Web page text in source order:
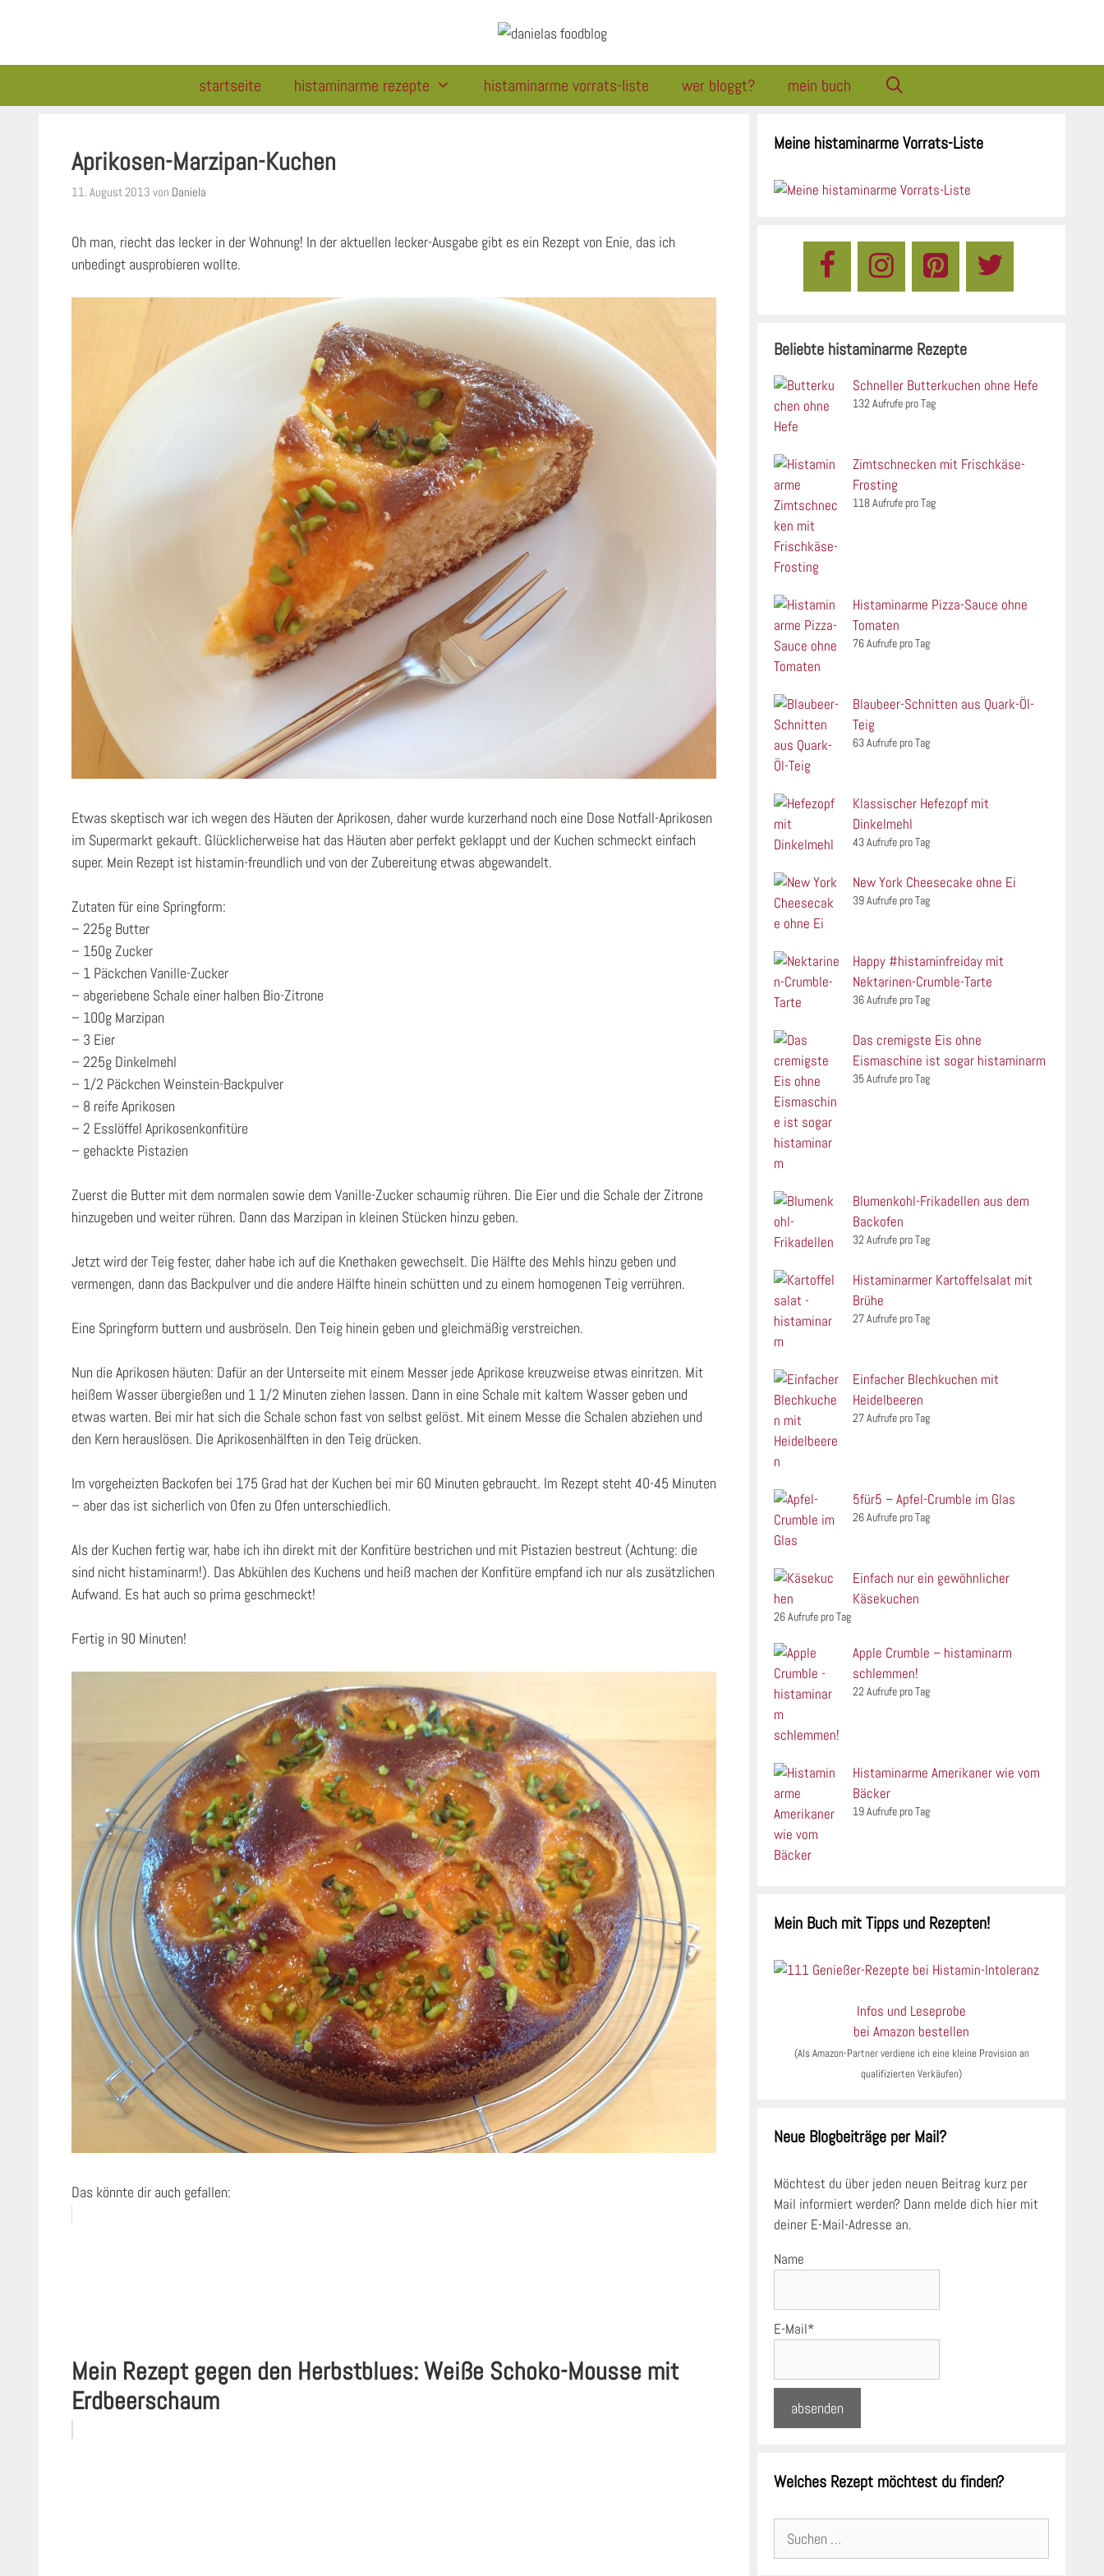
startseite histaminarme rezepte histaminarme vorrats-liste wer bloggt? mein buch
Aprikosen-Marzipan-Kuchen
11. August 2013 von Daniela
Oh man, riecht das lecker in der Wohnung! In der aktuellen lecker-Ausgabe gibt es ein Rezept von Enie, das ich
unbedingt ausprobieren wollte.
Etwas skeptisch war ich wegen des Häuten der Aprikosen, daher wurde kurzerhand noch eine Dose Notfall-Aprikosen
im Supermarkt gekauft. Glücklicherweise hat das Häuten aber perfekt geklappt und der Kuchen schmeckt einfach
super. Mein Rezept ist histamin-freundlich und von der Zubereitung etwas abgewandelt.
Zutaten für eine Springform:
– 225g Butter
– 150g Zucker
– 1 Päckchen Vanille-Zucker
– abgeriebene Schale einer halben Bio-Zitrone
– 100g Marzipan
– 3 Eier
– 225g Dinkelmehl
– 1/2 Päckchen Weinstein-Backpulver
– 8 reife Aprikosen
– 2 Esslöffel Aprikosenkonfitüre
– gehackte Pistazien
Zuerst die Butter mit dem normalen sowie dem Vanille-Zucker schaumig rühren. Die Eier und die Schale der Zitrone
hinzugeben und weiter rühren. Dann das Marzipan in kleinen Stücken hinzu geben.
Jetzt wird der Teig fester, daher habe ich auf die Knethaken gewechselt. Die Hälfte des Mehls hinzu geben und
vermengen, dann das Backpulver und die andere Hälfte hinein schütten und zu einem homogenen Teig verrühren.
Eine Springform buttern und ausbröseln. Den Teig hinein geben und gleichmäßig verstreichen.
Nun die Aprikosen häuten: Dafür an der Unterseite mit einem Messer jede Aprikose kreuzweise etwas einritzen. Mit
heißem Wasser übergießen und 1 1/2 Minuten ziehen lassen. Dann in eine Schale mit kaltem Wasser geben und
etwas warten. Bei mir hat sich die Schale schon fast von selbst gelöst. Mit einem Messe die Schalen abziehen und
den Kern herauslösen. Die Aprikosenhälften in den Teig drücken.
Im vorgeheizten Backofen bei 175 Grad hat der Kuchen bei mir 60 Minuten gebraucht. Im Rezept steht 40-45 Minuten
– aber das ist sicherlich von Ofen zu Ofen unterschiedlich.
Als der Kuchen fertig war, habe ich ihn direkt mit der Konfitüre bestrichen und mit Pistazien bestreut (Achtung: die
sind nicht histaminarm!). Das Abkühlen des Kuchens und heiß machen der Konfitüre empfand ich nur als zusätzlichen
Aufwand. Es hat auch so prima geschmeckt!
Fertig in 90 Minuten!
Das könnte dir auch gefallen:
Mein Rezept gegen den Herbstblues: Weiße Schoko-Mousse mit
Erdbeerschaum
Meine histaminarme Vorrats-Liste
Beliebte histaminarme Rezepte
Schneller Butterkuchen ohne Hefe
132 Aufrufe pro Tag
Zimtschnecken mit Frischkäse-
Frosting
118 Aufrufe pro Tag
Histaminarme Pizza-Sauce ohne
Tomaten
76 Aufrufe pro Tag
Blaubeer-Schnitten aus Quark-Öl-
Teig
63 Aufrufe pro Tag
Klassischer Hefezopf mit
Dinkelmehl
43 Aufrufe pro Tag
New York Cheesecake ohne Ei
39 Aufrufe pro Tag
Happy #histaminfreiday mit
Nektarinen-Crumble-Tarte
36 Aufrufe pro Tag
Das cremigste Eis ohne
Eismaschine ist sogar histaminarm
35 Aufrufe pro Tag
Blumenkohl-Frikadellen aus dem
Backofen
32 Aufrufe pro Tag
Histaminarmer Kartoffelsalat mit
Brühe
27 Aufrufe pro Tag
Einfacher Blechkuchen mit
Heidelbeeren
27 Aufrufe pro Tag
5für5 – Apfel-Crumble im Glas
26 Aufrufe pro Tag
Einfach nur ein gewöhnlicher
Käsekuchen
26 Aufrufe pro Tag
Apple Crumble – histaminarm
schlemmen!
22 Aufrufe pro Tag
Histaminarme Amerikaner wie vom
Bäcker
19 Aufrufe pro Tag
Mein Buch mit Tipps und Rezepten!
Infos und Leseprobe
bei Amazon bestellen
(Als Amazon-Partner verdiene ich eine kleine Provision an
qualifizierten Verkäufen)
Neue Blogbeiträge per Mail?
Möchtest du über jeden neuen Beitrag kurz per
Mail informiert werden? Dann melde dich hier mit
deiner E-Mail-Adresse an.
Name
E-Mail*
Welches Rezept möchtest du finden?
nach: